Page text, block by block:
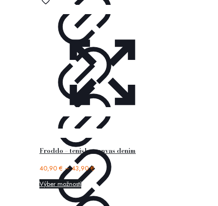
Froddo – tenisky canvas denim
40,90 € –43,90€
Výber možností